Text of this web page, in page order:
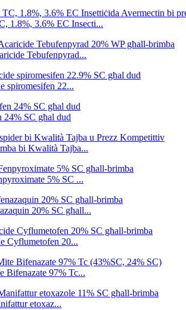
1.8%, 3.6% EC Insecti...
Tebufenpyrad...
spiromesifen 22...
24% SC għal dud
bi Kwalità Tajba...
5% SC ...
20% SC għall...
Cyflumetofen 20...
Bifenazate 97% Tc...
etoxaz...